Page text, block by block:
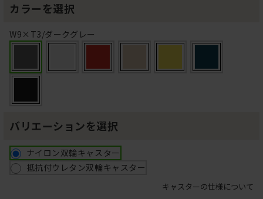
カラーを選択
W9×T3/ダークグレー
バリエーションを選択
ナイロン双輪キャスター
抵抗付ウレタン双輪キャスター
キャスターの仕様について